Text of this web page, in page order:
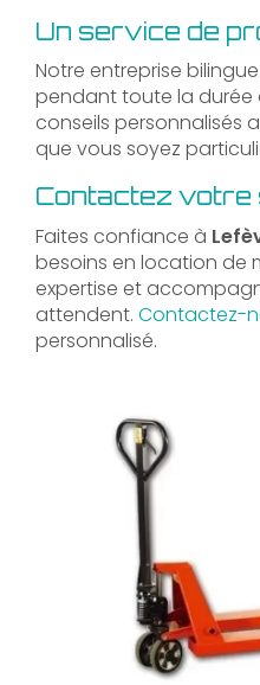
Un service de
Notre entreprise
pendant toute la durée
conseils personnalisés
que vous soyez
Contactez votre
Faites confiance à
besoins en location de
expertise et
attendent. Contactez-
personnalisé.